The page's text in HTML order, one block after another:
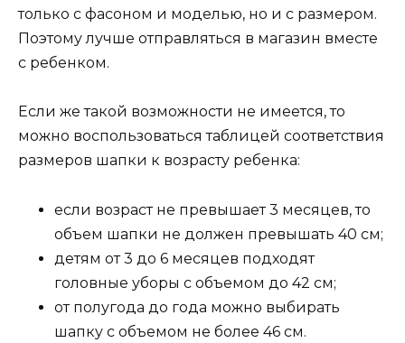
только с фасоном и моделью, но и с размером.
Поэтому лучше отправляться в магазин вместе
с ребенком.
Если же такой возможности не имеется, то
можно воспользоваться таблицей соответствия
размеров шапки к возрасту ребенка:
если возраст не превышает 3 месяцев, то
объем шапки не должен превышать 40 см;
детям от 3 до 6 месяцев подходят
головные уборы с объемом до 42 см;
от полугода до года можно выбирать
шапку с объемом не более 46 см.